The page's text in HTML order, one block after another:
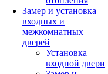
Замер и установка
входных и
межкомнатных
дверей
Установка
входной двери